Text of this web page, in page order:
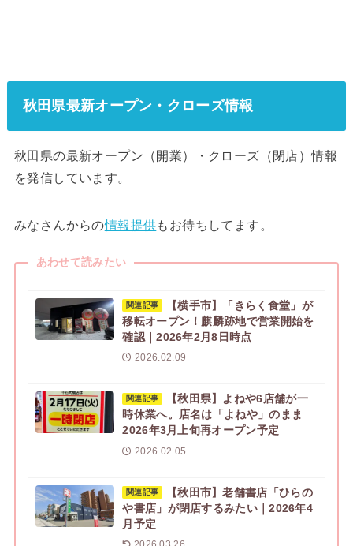
秋田県最新オープン・クローズ情報
秋田県の最新オープン（開業）・クローズ（閉店）情報
を発信しています。
みなさんからの情報提供もお待ちしてます。
あわせて読みたい
関連記事
【横手市】「きらく食堂」が
移転オープン！麒麟跡地で営業開始を
確認｜2026年2月8日時点
2026.02.09
関連記事
【秋田県】よねや6店舗が一
時休業へ。店名は「よねや」のまま
2026年3月上旬再オープン予定
2026.02.05
関連記事
【秋田市】老舗書店「ひらの
や書店」が閉店するみたい｜2026年4
月予定